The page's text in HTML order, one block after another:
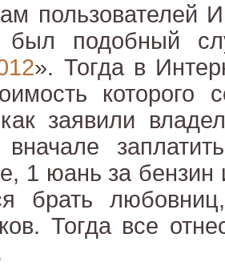
пользователей
был подобный
». Тогда в
которого
заявили
вначале
1 юань за бензин
брать
Тогда все